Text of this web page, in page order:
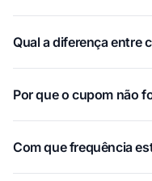
Qual a diferença entre
Por que o cupom não
Com que frequência